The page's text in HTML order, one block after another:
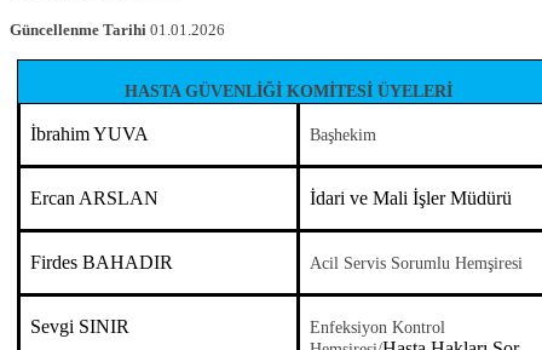
Güncellenme Tarihi 01.01.2026
HASTA GÜVENLİĞİ KOMİTESİ ÜYELERİ
İbrahim YUVA Başhekim
Ercan ARSLAN İdari ve Mali İşler Müdürü
Firdes BAHADIR Acil Servis Sorumlu Hemşiresi
Sevgi SINIR
Enfeksiyon Kontrol